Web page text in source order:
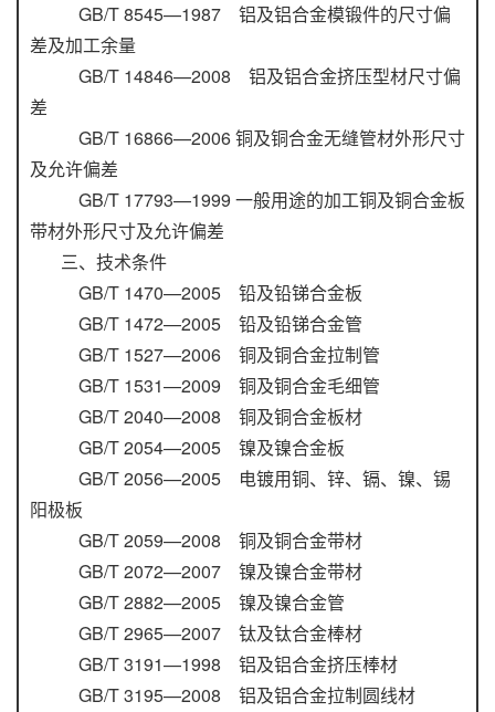
GB/T 8545—1987 铝及铝合金模锻件的尺寸偏
差及加工余量
GB/T 14846—2008 铝及铝合金挤压型材尺寸偏
差
GB/T 16866—2006 铜及铜合金无缝管材外形尺寸
及允许偏差
GB/T 17793—1999 一般用途的加工铜及铜合金板
带材外形尺寸及允许偏差
三、技术条件
GB/T 1470—2005 铅及铅锑合金板
GB/T 1472—2005 铅及铅锑合金管
GB/T 1527—2006 铜及铜合金拉制管
GB/T 1531—2009 铜及铜合金毛细管
GB/T 2040—2008 铜及铜合金板材
GB/T 2054—2005 镍及镍合金板
GB/T 2056—2005 电镀用铜、锌、镉、镍、锡
阳极板
GB/T 2059—2008 铜及铜合金带材
GB/T 2072—2007 镍及镍合金带材
GB/T 2882—2005 镍及镍合金管
GB/T 2965—2007 钛及钛合金棒材
GB/T 3191—1998 铝及铝合金挤压棒材
GB/T 3195—2008 铝及铝合金拉制圆线材